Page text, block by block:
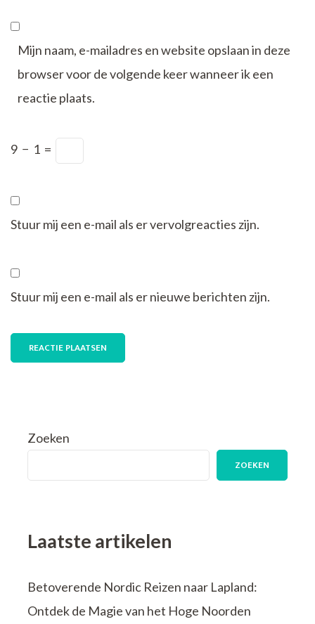
Mijn naam, e-mailadres en website opslaan in deze
browser voor de volgende keer wanneer ik een
reactie plaats.
9 − 1 =
Stuur mij een e-mail als er vervolgreacties zijn.
Stuur mij een e-mail als er nieuwe berichten zijn.
Zoeken
ZOEKEN
Laatste artikelen
Betoverende Nordic Reizen naar Lapland:
Ontdek de Magie van het Hoge Noorden